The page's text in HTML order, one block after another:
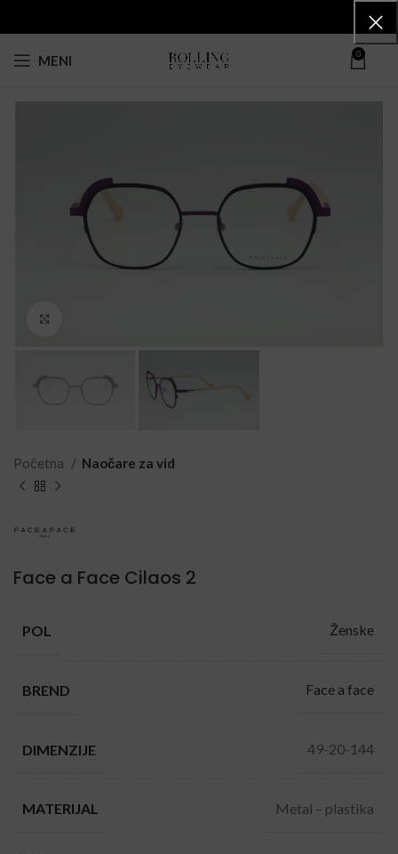
MENI 0
Početna Naočare za vid
Face a Face Cilaos 2
POL Ženske
BREND Face a face
DIMENZIJE 49-20-144
MATERIJAL Metal – plastika